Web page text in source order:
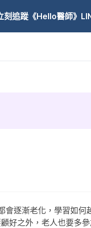
追蹤《Hello醫師》
逐漸老化，學習如何
好之外，老人也要多